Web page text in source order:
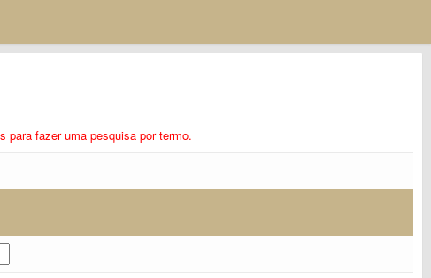
para fazer uma pesquisa por termo.